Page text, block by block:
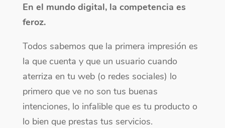
En el mundo digital, la competencia es
feroz.
Todos sabemos que la primera impresión es
la que cuenta y que un usuario cuando
aterriza en tu web (o redes sociales) lo
primero que ve no son tus buenas
intenciones, lo infalible que es tu producto o
lo bien que prestas tus servicios.